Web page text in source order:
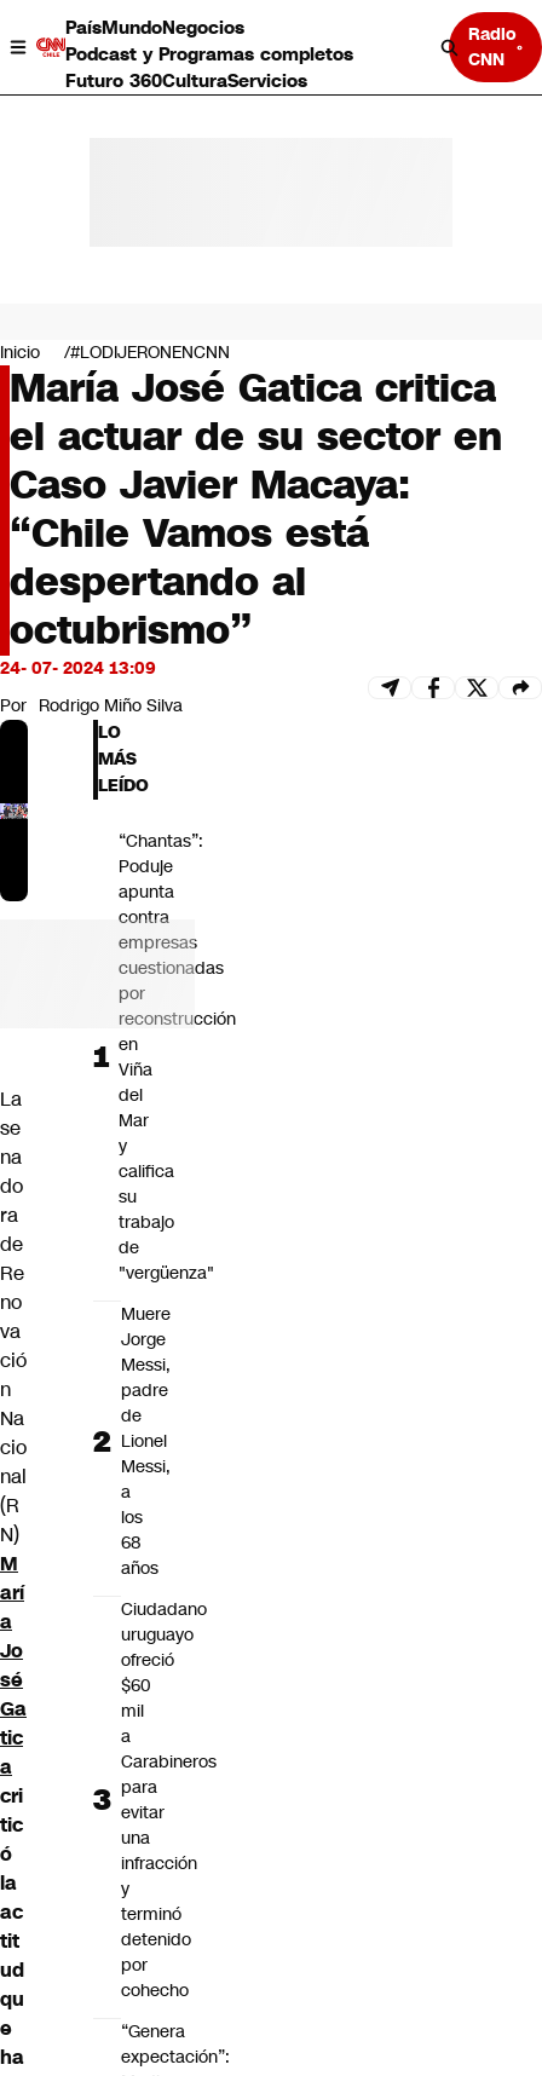
PaísMundoNegocios
Podcast y Programas completos
Futuro 360CulturaServicios
Radio
CNN
Negocios
Deportes
Programas completos
Cultura
Servicios
Bits
CNN tiempo
Futuro 360
Opinión
Inicio #LODIJERONENCNN
María José Gatica critica
el actuar de su sector en
Caso Javier Macaya:
“Chile Vamos está
despertando al
octubrismo”
24- 07- 2024 13:09
Por Rodrigo Miño Silva
La
se
na
do
ra
de
Re
no
va
ció
n
Na
cio
nal
(R
N)
M
arí
a
Jo
sé
Ga
tic
a
cri
tic
ó
la
ac
tit
ud
qu
e
ha
LO
MÁS
LEÍDO
“Chantas”:
Poduje
apunta
contra
empresas
cuestionadas
por
reconstrucción
en
Viña
del
Mar
y
califica
su
trabajo
de
"vergüenza"
Muere
Jorge
Messi,
padre
de
Lionel
Messi,
a
los
68
años
Ciudadano
uruguayo
ofreció
$60
mil
a
Carabineros
para
evitar
una
infracción
y
terminó
detenido
por
cohecho
“Genera
expectación”: